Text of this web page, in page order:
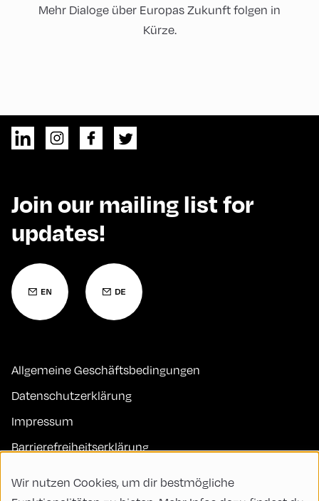
Mehr Dialoge über Europas Zukunft folgen in
Kürze.
Join our mailing list for
updates!
Allgemeine Geschäftsbedingungen
Datenschutzerklärung
Impressum
Barrierefreiheitserklärung
FAQs
Wir nutzen Cookies, um dir bestmögliche